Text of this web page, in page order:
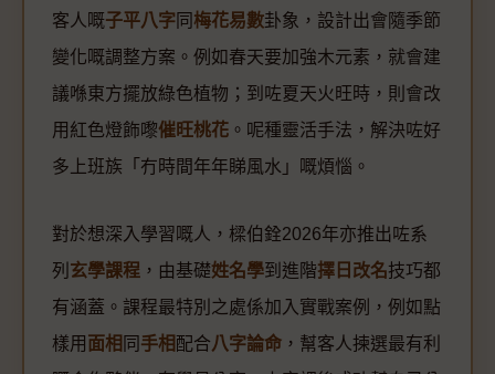
客人嘅子平八字 同 梅花易數卦象，設計出會隨季節
變化嘅調整方案。例如春天要加強木元素，就會建
議喺東方擺放綠色植物；到咗夏天火旺時，則會改
用紅色燈飾嚟催旺桃花 。呢種靈活手法，解決咗好
多上班族「冇時間年年睇風水」嘅煩惱。
對於想深入學習嘅人，樑伯銓2026年亦推出咗系
列 玄學課程 ，由基礎姓名學到進階擇日改名技巧都
有涵蓋。課程最特別之處係加入實戰案例，例如點
樣用 面相 同 手相配合八字論命 ，幫客人揀選最有利